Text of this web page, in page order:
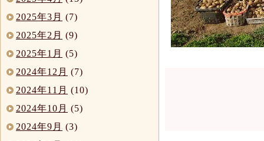
2025年3月 (7)
2025年2月 (9)
2025年1月 (5)
2024年12月 (7)
2024年11月 (10)
2024年10月 (5)
2024年9月 (3)